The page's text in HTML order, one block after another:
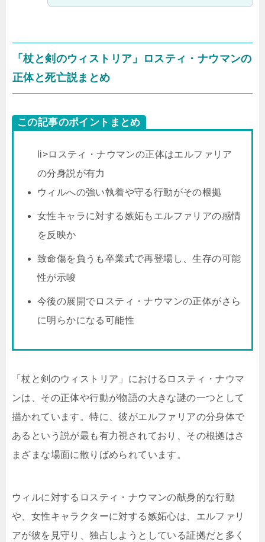
「杖と剣のウィストリア」ロスティ・ナウマンの
正体と死亡説まとめ
この記事のポイントまとめ
li>ロスティ・ナウマンの正体はエルファリア
の分身説が有力
ウィルへの強い執着や守る行動がその根拠
女性キャラに対する嫉妬もエルファリアの感情
を反映か
致命傷を負うも卒業式で再登場し、生存の可能
性が示唆
今後の展開でロスティ・ナウマンの正体がさら
に明らかになる可能性
「杖と剣のウィストリア」におけるロスティ・ナウマ
ンは、その正体や行動が物語の大きな謎の一つとして
描かれています。特に、彼がエルファリアの分身体で
あるという説が最も有力視されており、その根拠はさ
まざまな場面に散りばめられています。
ウィルに対するロスティ・ナウマンの献身的な行動
や、女性キャラクターに対する嫉妬心は、エルファリ
アが彼を見守り、独占しようとしている証拠だと多く